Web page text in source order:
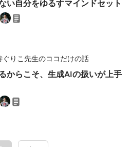
い自分をゆるすマインドセット
ぐりこ先生のココだけの話
からこそ、生成AIの扱いが上手